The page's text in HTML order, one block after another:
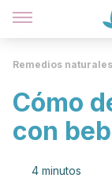
Remedios naturales
Cómo
con
4 minutos